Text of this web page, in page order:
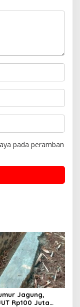
pada peramban
Jagung,
Rp100 Juta